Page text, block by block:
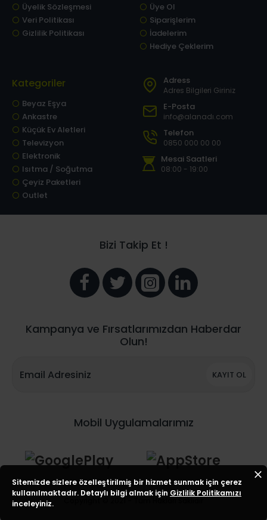
Üyelik Sözleşmesi
Veri Politikası
Gizlilik Politikası
Üye Ol
Siparişlerim
İadelerim
Hediye Çeklerim
Kategoriler
Beyaz Eşya
Ankastre
Küçük Ev Aletleri
Televizyon
Elektronik
Isıtma / Soğutma
Çeyiz Paketleri
Outlet
Adress
Adres Bilgileri Giriniz
E-Posta
info@alanadı.com
Telefon
0850 000 00 00
Mesai Saatleri
08:00 - 19:00
Bizi Takip Et !
Kampanya ve Fırsatlarımızdan Haberdar
Olun!
KAYIT OL
Mobil Uygulamalarımız
Copyright © 2021 - Tüm Hakları Saklıdır
Sitemizde sizlere özelleştirilmiş bir hizmet sunmak için çerez
kullanılmaktadır. Detaylı bilgi almak için Gizlilik Politikamızı
inceleyiniz.